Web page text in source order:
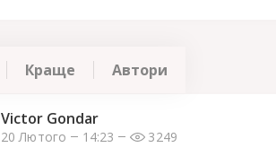
Краще Автори
Victor Gondar
20 Лютого 14:23 3249